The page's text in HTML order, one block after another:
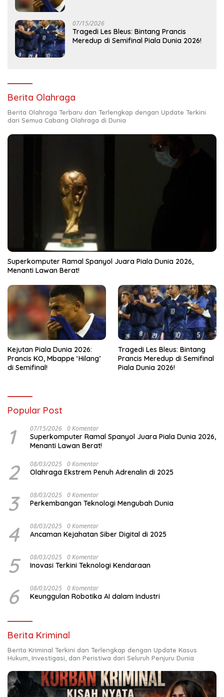
07/15/2026
Tragedi Les Bleus: Bintang Prancis
Meredup di Semifinal Piala Dunia 2026!
Berita Olahraga
Berita Olahraga Terbaru dan Terlengkap dengan Update Terkini
dari Semua Cabang Olahraga di Dunia
Superkomputer Ramal Spanyol Juara Piala Dunia 2026,
Menanti Lawan Berat!
Kejutan Piala Dunia 2026:
Prancis KO, Mbappe ‘Hilang’
di Semifinal!
Tragedi Les Bleus: Bintang
Prancis Meredup di Semifinal
Piala Dunia 2026!
Popular Post
1 07/15/2026 0 Komentar
Superkomputer Ramal Spanyol Juara Piala Dunia 2026,
Menanti Lawan Berat!
2 08/03/2025 0 Komentar
Olahraga Ekstrem Penuh Adrenalin di 2025
3 08/03/2025 0 Komentar
Perkembangan Teknologi Mengubah Dunia
4 08/03/2025 0 Komentar
Ancaman Kejahatan Siber Digital di 2025
5 08/03/2025 0 Komentar
Inovasi Terkini Teknologi Kendaraan
6 08/03/2025 0 Komentar
Keunggulan Robotika AI dalam Industri
Berita Kriminal
Berita Kriminal Terkini dan Terlengkap dengan Update Kasus
Hukum, Investigasi, dan Peristiwa dari Seluruh Penjuru Dunia